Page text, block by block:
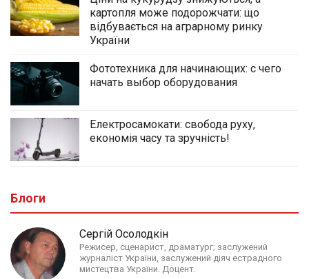
картопля може подорожчати: що
відбувається на аграрному ринку
України
Фототехника для начинающих: с чего
начать выбор оборудования
Електросамокати: свобода руху,
економія часу та зручність!
Блоги
Сергій Осолодкін
Режисер, сценарист, драматург; заслужений
журналіст України, заслужений діяч естрадного
мистецтва України. Доцент.